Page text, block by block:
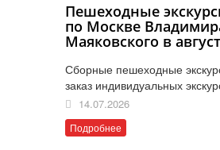
Пешеходные
по Москве
Маяковского в
Сборные пешеходные
заказ индивидуальных
14.07.2026
Подробнее